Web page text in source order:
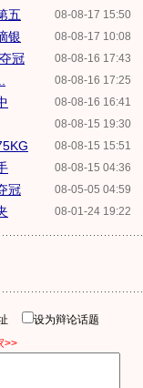
08-08-17 15:50
五
08-08-17 10:08
银
08-08-16 17:43
冠
08-08-16 17:25
08-08-16 16:41
08-08-15 19:30
08-08-15 15:51
08-08-15 04:36
08-05-05 04:59
冠
08-01-24 19:22
址
设为辩论话题
>>